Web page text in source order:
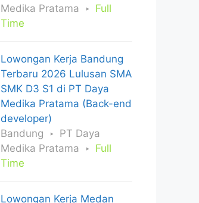
Medika Pratama
Full
Time
Lowongan Kerja Bandung
Terbaru 2026 Lulusan SMA
SMK D3 S1 di PT Daya
Medika Pratama (Back-end
developer)
Bandung
PT Daya
Medika Pratama
Full
Time
Lowongan Kerja Medan